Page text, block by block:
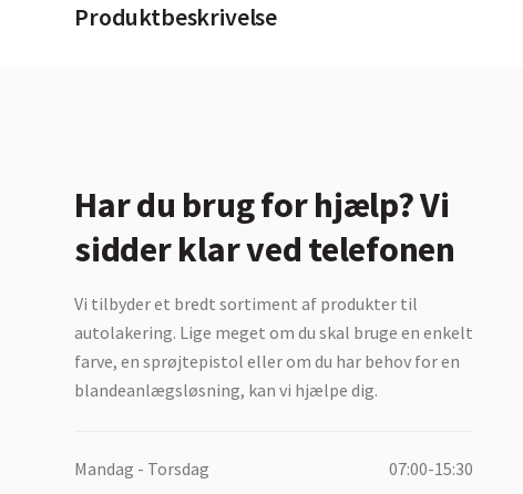
Produktbeskrivelse
Har du brug for hjælp? Vi
sidder klar ved telefonen
Vi tilbyder et bredt sortiment af produkter til
autolakering. Lige meget om du skal bruge en enkelt
farve, en sprøjtepistol eller om du har behov for en
blandeanlægsløsning, kan vi hjælpe dig.
Mandag - Torsdag 07:00-15:30